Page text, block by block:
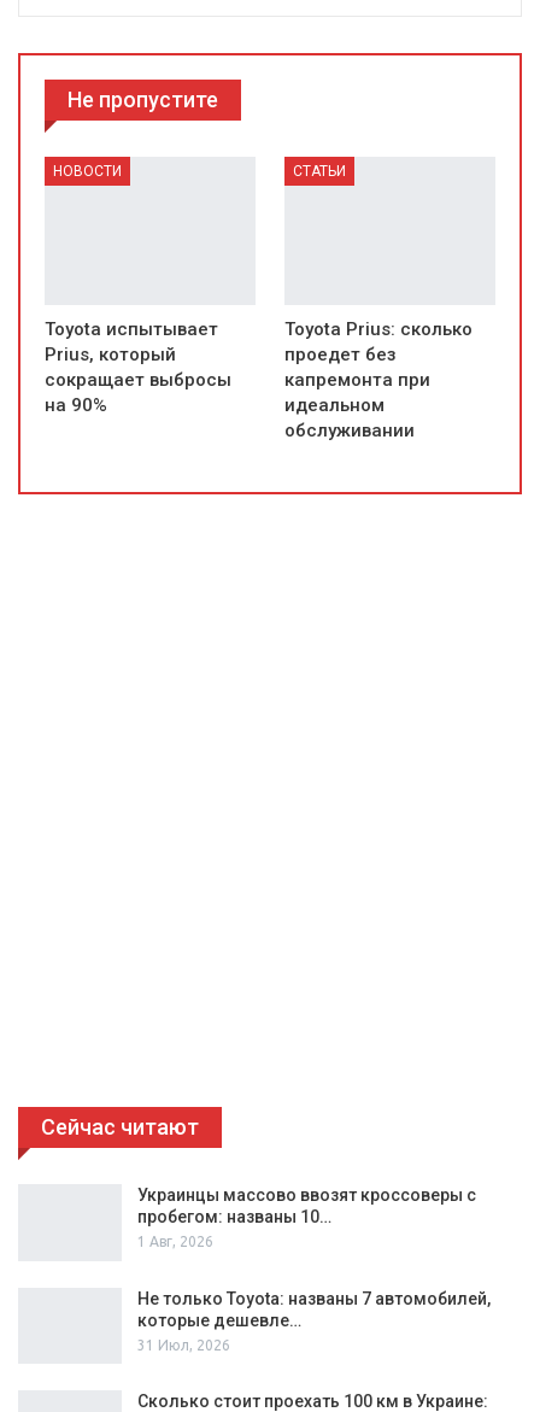
Не пропустите
НОВОСТИ
Toyota испытывает
Prius, который
сокращает выбросы
на 90%
СТАТЬИ
Toyota Prius: сколько
проедет без
капремонта при
идеальном
обслуживании
Сейчас читают
Украинцы массово ввозят кроссоверы с
пробегом: названы 10…
1 Авг, 2026
Не только Toyota: названы 7 автомобилей,
которые дешевле…
31 Июл, 2026
Сколько стоит проехать 100 км в Украине: